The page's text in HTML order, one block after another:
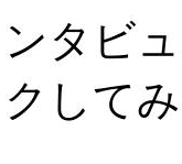
タビ
して